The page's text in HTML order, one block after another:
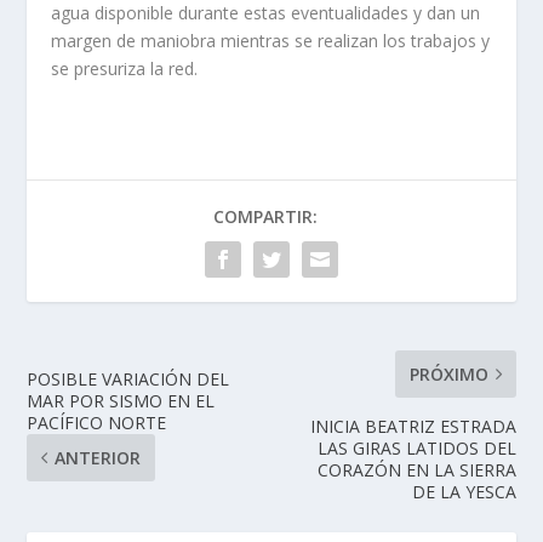
agua disponible durante estas eventualidades y dan un
margen de maniobra mientras se realizan los trabajos y
se presuriza la red.
COMPARTIR:
POSIBLE VARIACIÓN DEL
MAR POR SISMO EN EL
PACÍFICO NORTE
ANTERIOR
PRÓXIMO
INICIA BEATRIZ ESTRADA
LAS GIRAS LATIDOS DEL
CORAZÓN EN LA SIERRA
DE LA YESCA